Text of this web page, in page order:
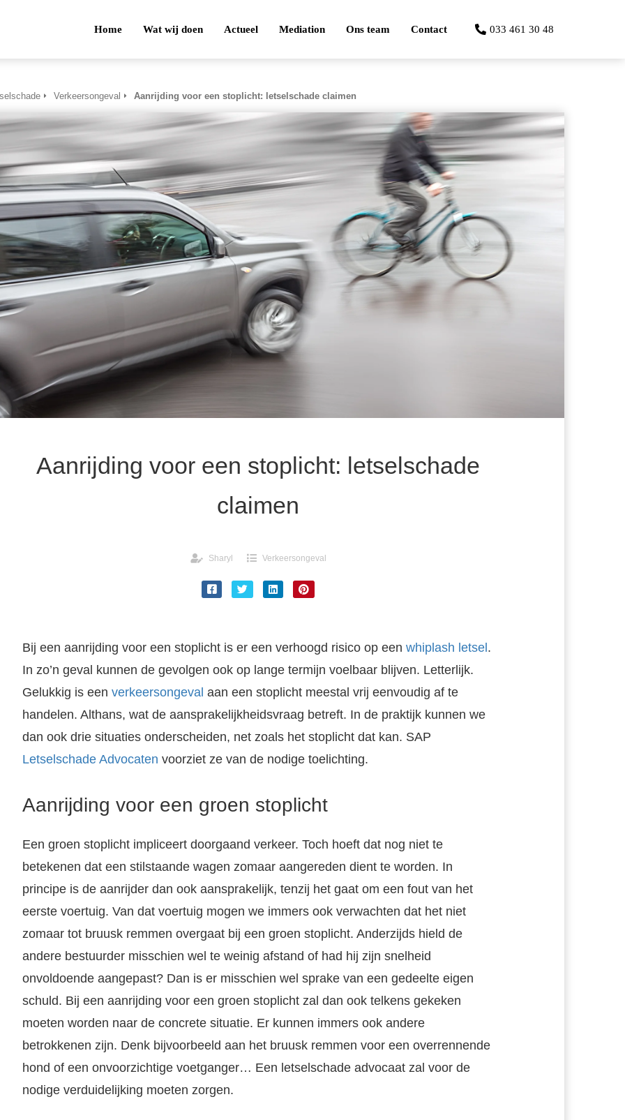
Home Wat wij doen Actueel Mediation Ons team Contact 033 461 30 48
Verkeersongeval Aanrijding voor een stoplicht: letselschade claimen
Aanrijding voor een stoplicht: letselschade
claimen
Sharyl Verkeersongeval
Bij een aanrijding voor een stoplicht is er een verhoogd risico op een whiplash letsel.
In zo’n geval kunnen de gevolgen ook op lange termijn voelbaar blijven. Letterlijk.
Gelukkig is een verkeersongeval aan een stoplicht meestal vrij eenvoudig af te
handelen. Althans, wat de aansprakelijkheidsvraag betreft. In de praktijk kunnen we
dan ook drie situaties onderscheiden, net zoals het stoplicht dat kan. SAP
Letselschade Advocaten voorziet ze van de nodige toelichting.
Aanrijding voor een groen stoplicht
Een groen stoplicht impliceert doorgaand verkeer. Toch hoeft dat nog niet te
betekenen dat een stilstaande wagen zomaar aangereden dient te worden. In
principe is de aanrijder dan ook aansprakelijk, tenzij het gaat om een fout van het
eerste voertuig. Van dat voertuig mogen we immers ook verwachten dat het niet
zomaar tot bruusk remmen overgaat bij een groen stoplicht. Anderzijds hield de
andere bestuurder misschien wel te weinig afstand of had hij zijn snelheid
onvoldoende aangepast? Dan is er misschien wel sprake van een gedeelte eigen
schuld. Bij een aanrijding voor een groen stoplicht zal dan ook telkens gekeken
moeten worden naar de concrete situatie. Er kunnen immers ook andere
betrokkenen zijn. Denk bijvoorbeeld aan het bruusk remmen voor een overrennende
hond of een onvoorzichtige voetganger… Een letselschade advocaat zal voor de
nodige verduidelijking moeten zorgen.